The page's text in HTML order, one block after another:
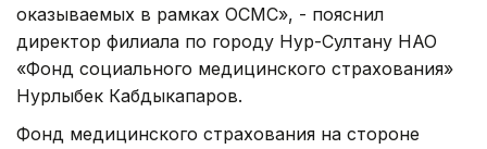
оказываемых в рамках ОСМС», - пояснил
директор филиала по городу Нур-Султану НАО
«Фонд социального медицинского страхования»
Нурлыбек Кабдыкапаров.
Фонд медицинского страхования на стороне